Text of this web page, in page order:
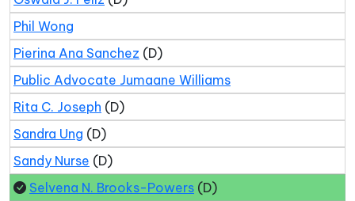
Phil Wong
Pierina Ana Sanchez (D)
Public Advocate Jumaane Williams
Rita C. Joseph (D)
Sandra Ung (D)
Sandy Nurse (D)
Selvena N. Brooks-Powers (D)